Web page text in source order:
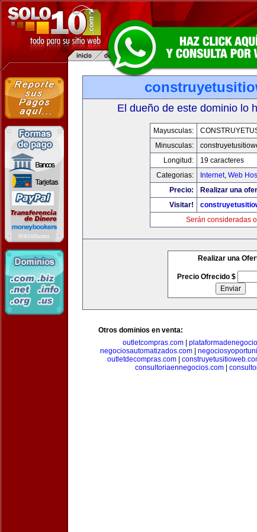
El dueño de este dominio lo
Mayusculas:
Minusculas:
Longitud:
19 caracteres
Categorias:
Internet, Web
Precio:
Realizar una
Visitar!
Serán consideradas
Realizar una
Precio Ofrecido $
Otros dominios en venta:
outletcompras.com
negociosautomatizados.com|
outletdecompras.com
consultoriaennegocios.com